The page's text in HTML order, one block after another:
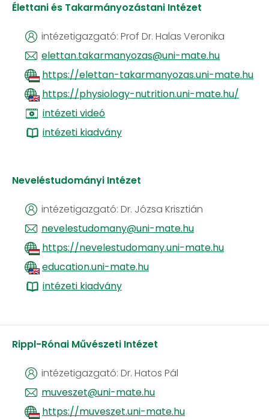
Élettani és Takarmányozástani Intézet
intézetigazgató: Prof Dr. Halas Veronika
elettan.takarmanyozas@uni-mate.hu
https://elettan-takarmanyozas.uni-mate.hu
https://physiology-nutrition.uni-mate.hu/
intézeti videó
intézeti kiadvány
Neveléstudományi Intézet
​​​​​ ​​intézetigazgató: Dr. Józsa Krisztián
nevelestudomany@uni-mate.hu
https://nevelestudomany.uni-mate.hu
education.uni-mate.hu
intézeti kiadvány
Rippl-Rónai Művészeti Intézet
intézetigazgató: Dr. Hatos Pál
muveszet@uni-mate.hu
https://muveszet.uni-mate.hu